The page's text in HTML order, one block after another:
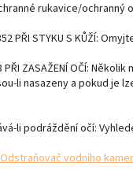
rukavice/
PŘI STYKU S KŮŽÍ:
PŘI ZASAŽENÍ OČÍ:
li nasazeny a pokud je
li podráždění očí:
Odstraňovač vodního